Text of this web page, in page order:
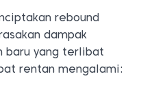
rebound
dampak
baru yang terlibat
rentan mengalami: